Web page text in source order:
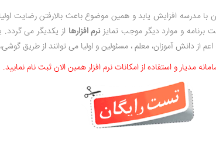
با مدرسه افزایش یابد و همین موضوع باعث بالارفتن رضایت
برنامه و موارد دیگر موجب تمایزنرم افزارها از یکدیگر می گردد.
مدیار و استفاده از امکانات نرم افزار همین الان ثبت نام نمایید.